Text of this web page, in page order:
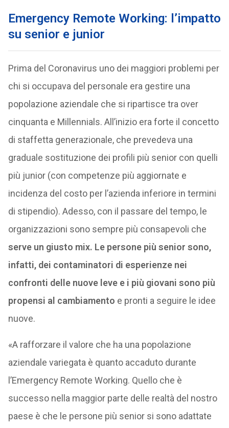
Emergency Remote Working: l’impatto
su senior e junior
Prima del Coronavirus uno dei maggiori problemi per
chi si occupava del personale era gestire una
popolazione aziendale che si ripartisce tra over
cinquanta e Millennials. All’inizio era forte il concetto
di staffetta generazionale, che prevedeva una
graduale sostituzione dei profili più senior con quelli
più junior (con competenze più aggiornate e
incidenza del costo per l’azienda inferiore in termini
di stipendio). Adesso, con il passare del tempo, le
organizzazioni sono sempre più consapevoli che
serve un giusto mix. Le persone più senior sono,
infatti, dei contaminatori di esperienze nei
confronti delle nuove leve e i più giovani sono più
propensi al cambiamento e pronti a seguire le idee
nuove.
«A rafforzare il valore che ha una popolazione
aziendale variegata è quanto accaduto durante
l’Emergency Remote Working. Quello che è
successo nella maggior parte delle realtà del nostro
paese è che le persone più senior si sono adattate